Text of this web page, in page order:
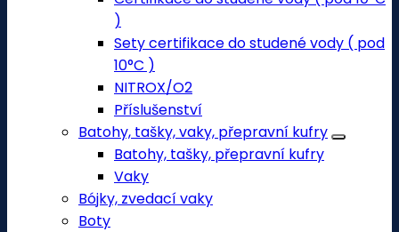
)
Sety certifikace do studené vody ( pod
10°C )
NITROX/O2
Příslušenství
Batohy, tašky, vaky, přepravní kufry
Batohy, tašky, přepravní kufry
Vaky
Bójky, zvedací vaky
Boty